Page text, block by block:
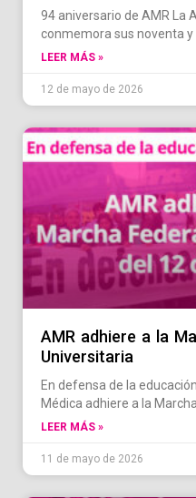
94 aniversario de AMR La
conmemora sus noventa y
LEER MÁS »
12 de mayo de 2026
AMR adhiere a la
Universitaria
En defensa de la
Médica adhiere a la Marcha
LEER MÁS »
11 de mayo de 2026